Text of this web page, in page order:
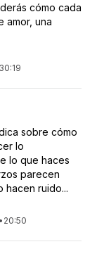
cómo cada
amor, una
30:19
sobre cómo
lo
lo que haces
parecen
hacen ruido...
• 20:50